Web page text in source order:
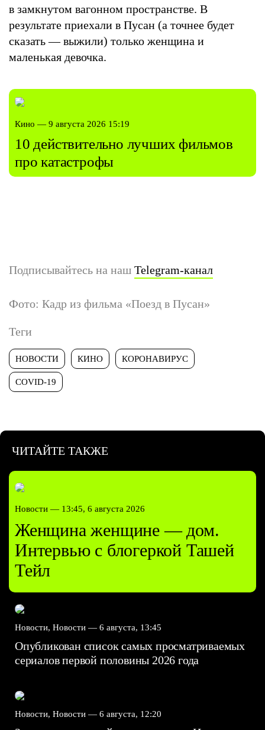
в замкнутом вагонном пространстве. В
результате приехали в Пусан (а точнее будет
сказать — выжили) только женщина и
маленькая девочка.
Кино — 9 августа 2026 15:19
10 действительно лучших фильмов
про катастрофы
Подписывайтесь на наш Telegram-канал
Фото: Кадр из фильма «Поезд в Пусан»
Теги
НОВОСТИ КИНО КОРОНАВИРУС
COVID-19
ЧИТАЙТЕ ТАКЖЕ
Новости — 13:45, 6 августа 2026
Женщина женщине — дом.
Интервью с блогеркой Ташей
Тейл
Новости, Новости — 6 августа, 13:45
Опубликован список самых просматриваемых
сериалов первой половины 2026 года
Новости, Новости — 6 августа, 12:20